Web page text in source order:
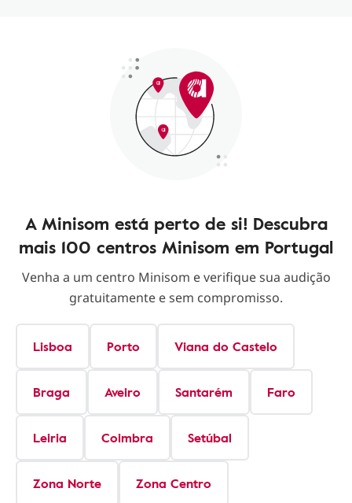
A Minisom está perto de si! Descubra
mais 100 centros Minisom em Portugal
Venha a um centro Minisom e verifique sua audição
gratuitamente e sem compromisso.
Lisboa Porto Viana do Castelo
Braga Aveiro Santarém Faro
Leiria Coimbra Setúbal
Zona Norte Zona Centro